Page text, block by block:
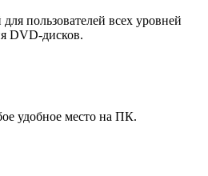
пользователей всех уровней
DVD-дисков.
удобное место на ПК.